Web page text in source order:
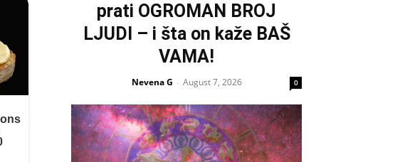
prati OGROMAN BROJ
LJUDI – i šta on kaže BAŠ
VAMA!
Nevena G - August 7, 2026 0